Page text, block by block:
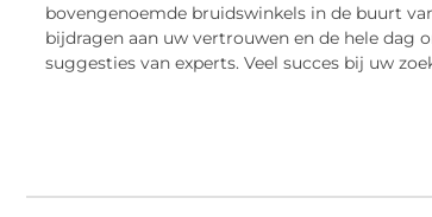
bovengenoemde bruidswinkels in de buurt
bijdragen aan uw vertrouwen en de hele dag
suggesties van experts. Veel succes bij uw